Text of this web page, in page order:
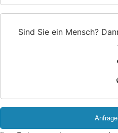
Sind Sie ein Mensch?
e